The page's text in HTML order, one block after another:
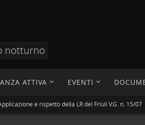
notturno
ATTIVA EVENTI
e rispetto della LR del Friuli V.G. n. 15/07